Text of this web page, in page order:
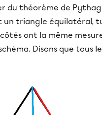
du théorème de
un triangle équilatéral,
ont la même
Disons que tous